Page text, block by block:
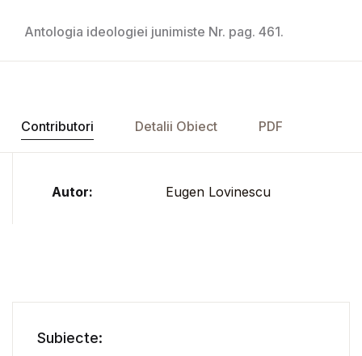
Antologia ideologiei junimiste Nr. pag. 461.
Contributori Detalii Obiect PDF
Autor: Eugen Lovinescu
Subiecte: